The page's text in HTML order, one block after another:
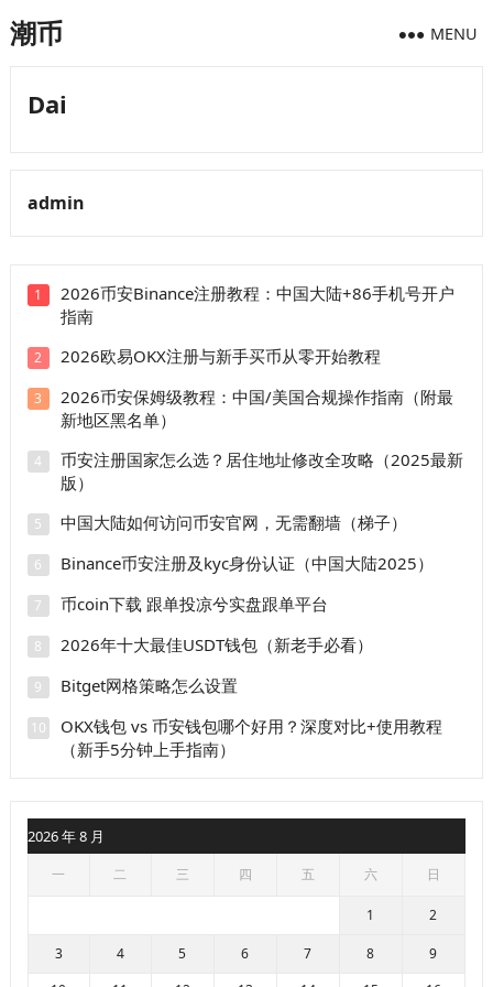
潮币 MENU
Dai
admin
1
2026币安Binance注册教程：中国大陆+86手机号开户
指南
2 2026欧易OKX注册与新手买币从零开始教程
3
2026币安保姆级教程：中国/美国合规操作指南（附最
新地区黑名单）
4
币安注册国家怎么选？居住地址修改全攻略（2025最新
版）
5 中国大陆如何访问币安官网，无需翻墙（梯子）
6 Binance币安注册及kyc身份认证（中国大陆2025）
7 币coin下载 跟单投凉兮实盘跟单平台
8 2026年十大最佳USDT钱包（新老手必看）
9 Bitget网格策略怎么设置
10
OKX钱包 vs 币安钱包哪个好用？深度对比+使用教程
（新手5分钟上手指南）
2026 年 8 月
一 二 三 四 五 六 日
1 2
3 4 5 6 7 8
9